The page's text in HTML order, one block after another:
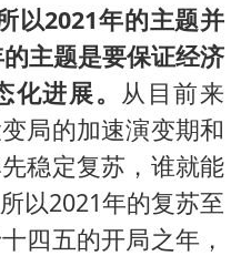
以2021年的主题并
主题是要保证经济
进展。 从目前来
局的加速演变期和
稳定复苏，谁就能
以2021年的复苏至
四五的开局之年，